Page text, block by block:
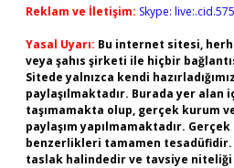
Reklam ve İletişim: Skype:
Yasal Uyarı: Bu internet sitesi,
veya şahıs şirketi ile hiçbir
Sitede yalnızca kendi
paylaşılmaktadır. Burada yer
taşımamakta olup, gerçek kurum
paylaşım yapılmamaktadır.
benzerlikleri tamamen
taslak halindedir ve tavsiye niteliği